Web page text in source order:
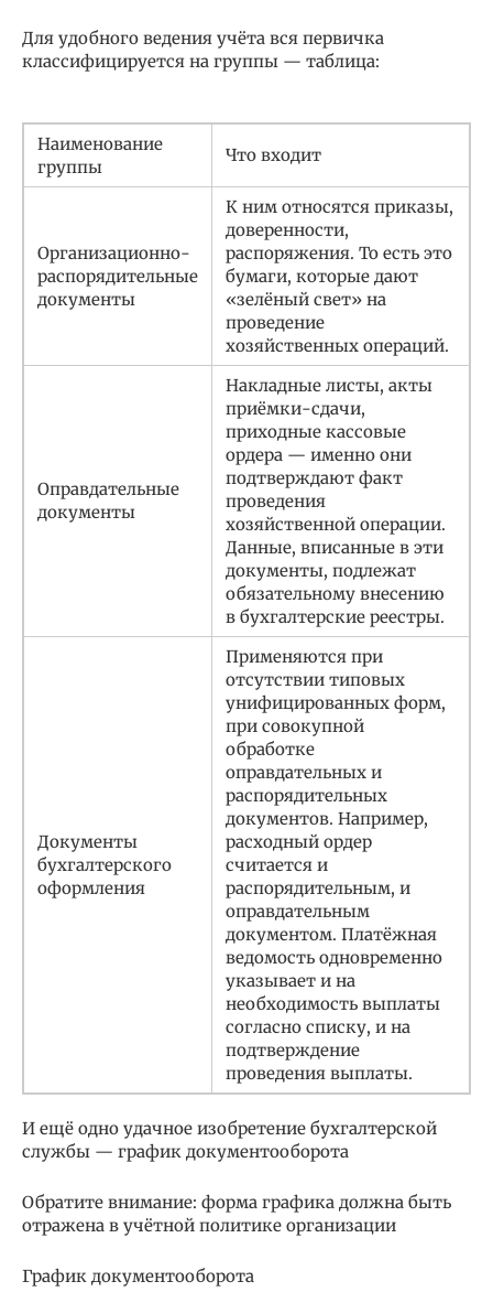
Для удобного ведения учёта вся первичка
классифицируется на группы — таблица:
Наименование
группы
Что входит
Организационно-
распорядительные
документы
К ним относятся приказы,
доверенности,
распоряжения. То есть это
бумаги, которые дают
«зелёный свет» на
проведение
хозяйственных операций.
Оправдательные
документы
Накладные листы, акты
приёмки-сдачи,
приходные кассовые
ордера — именно они
подтверждают факт
проведения
хозяйственной операции.
Данные, вписанные в эти
документы, подлежат
обязательному внесению
в бухгалтерские реестры.
Документы
бухгалтерского
оформления
Применяются при
отсутствии типовых
унифицированных форм,
при совокупной
обработке
оправдательных и
распорядительных
документов. Например,
расходный ордер
считается и
распорядительным, и
оправдательным
документом. Платёжная
ведомость одновременно
указывает и на
необходимость выплаты
согласно списку, и на
подтверждение
проведения выплаты.
И ещё одно удачное изобретение бухгалтерской
службы — график документооборота
Обратите внимание: форма графика должна быть
отражена в учётной политике организации
График документооборота